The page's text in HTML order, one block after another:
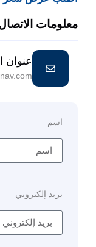
معلومات
عنوان
اسم
بريد إلكتروني